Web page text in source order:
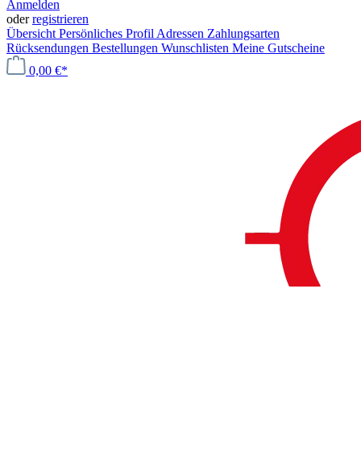
Anmelden
oderregistrieren
Übersicht Persönliches Profil Adressen Zahlungsarten
Rücksendungen Bestellungen Wunschlisten Meine Gutscheine
0,00 €*